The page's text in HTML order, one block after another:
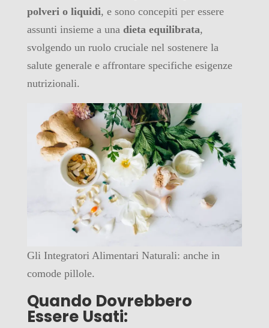
polveri o liquidi, e sono concepiti per essere
assunti insieme a una dieta equilibrata,
svolgendo un ruolo cruciale nel sostenere la
salute generale e affrontare specifiche esigenze
nutrizionali.
Gli Integratori Alimentari Naturali: anche in
comode pillole.
Quando Dovrebbero
Essere Usati: